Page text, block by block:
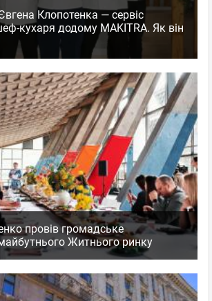
Клопотенка — сервіс
кухаря додому MAKITRA. Як він
провів громадське
Житнього ринку